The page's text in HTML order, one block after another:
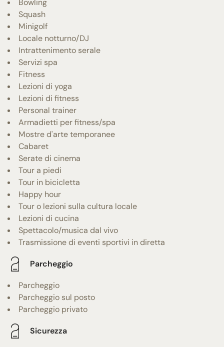
Squash
Minigolf
Locale notturno/DJ
Intrattenimento serale
Servizi spa
Fitness
Lezioni di yoga
Lezioni di fitness
Personal trainer
Armadietti per fitness/spa
Mostre d'arte temporanee
Cabaret
Serate di cinema
Tour a piedi
Tour in bicicletta
Happy hour
Tour o lezioni sulla cultura locale
Lezioni di cucina
Spettacolo/musica dal vivo
Trasmissione di eventi sportivi in diretta
Parcheggio
Parcheggio
Parcheggio sul posto
Parcheggio privato
Sicurezza